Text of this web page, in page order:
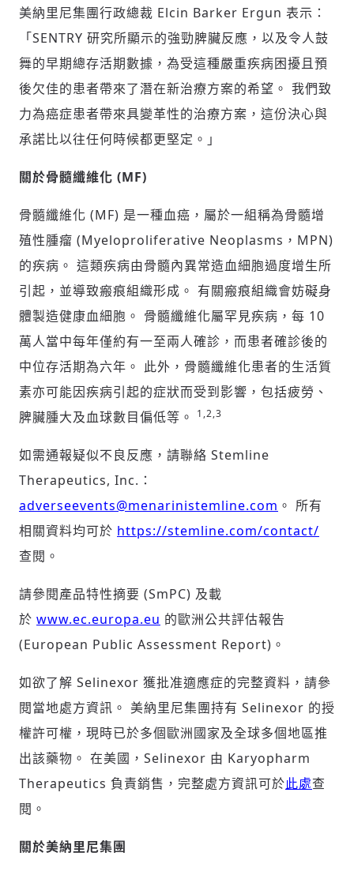
驗證
美納里尼集團行政總裁 Elcin Barker Ergun 表示：
「SENTRY 研究所顯示的強勁脾臟反應，以及令人鼓
舞的早期總存活期數據，為受這種嚴重疾病困擾且預
後欠佳的患者帶來了潛在新治療方案的希望。 我們致
力為癌症患者帶來具變革性的治療方案，這份決心與
承諾比以往任何時候都更堅定。」
關於骨髓纖維化 (MF)
骨髓纖維化 (MF) 是一種血癌，屬於一組稱為骨髓增
殖性腫瘤 (Myeloproliferative Neoplasms，MPN)
的疾病。 這類疾病由骨髓內異常造血細胞過度增生所
引起，並導致瘢痕組織形成。 有關瘢痕組織會妨礙身
體製造健康血細胞。 骨髓纖維化屬罕見疾病，每 10
萬人當中每年僅約有一至兩人確診，而患者確診後的
中位存活期為六年。 此外，骨髓纖維化患者的生活質
素亦可能因疾病引起的症狀而受到影響，包括疲勞、
脾臟腫大及血球數目偏低等。
1,2,3
如需通報疑似不良反應，請聯絡 Stemline
Therapeutics, Inc.：
adverseevents@menarinistemline.com 。 所有
相關資料均可於 https://stemline.com/contact/
查閱。
請參閱產品特性摘要 (SmPC) 及載
於 www.ec.europa.eu 的歐洲公共評估報告
(European Public Assessment Report)。
如欲了解 Selinexor 獲批准適應症的完整資料，請參
閱當地處方資訊。 美納里尼集團持有 Selinexor 的授
權許可權，現時已於多個歐洲國家及全球多個地區推
出該藥物。 在美國，Selinexor 由 Karyopharm
Therapeutics 負責銷售，完整處方資訊可於此處查
閱。
關於美納里尼集團